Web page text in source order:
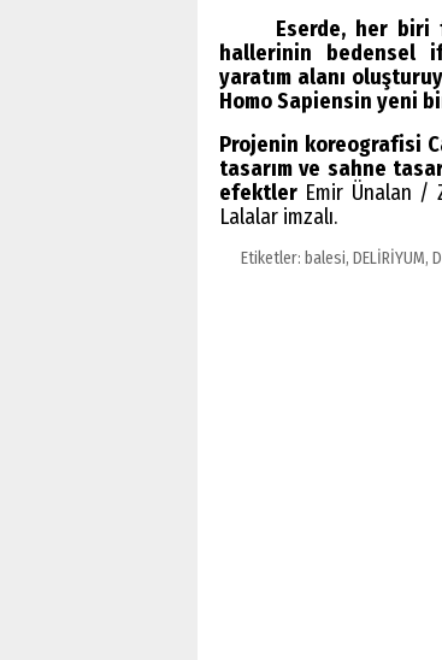
Eserde, her biri
hallerinin bedensel
yaratım alanı
Homo Sapiensin yeni
Projenin koreografisi
tasarım ve sahne
efektler Emir Ünalan /
Lalalar imzalı.
Etiketler: balesi, DELİRİYUM,